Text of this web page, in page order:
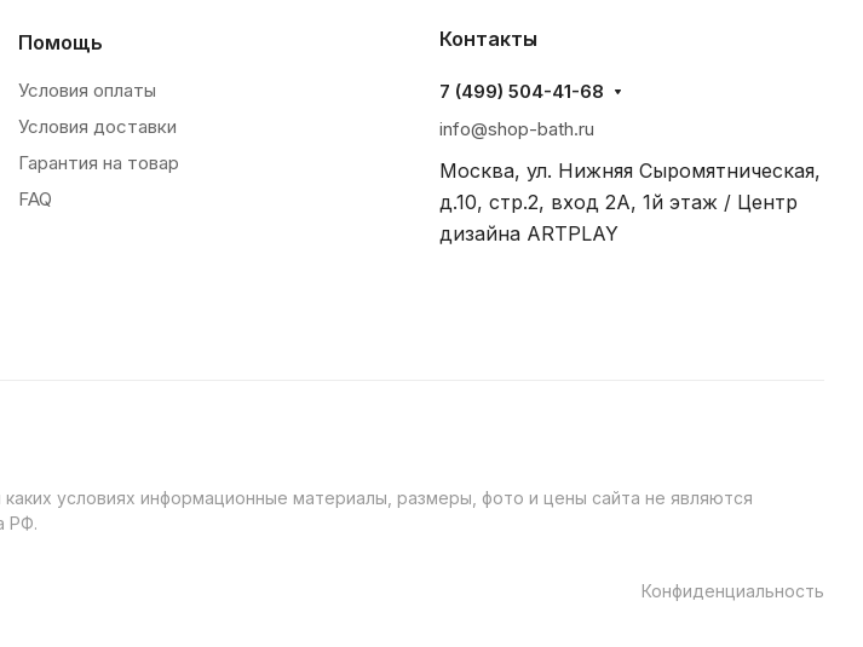
Помощь
Условия оплаты
Условия доставки
Гарантия на товар
FAQ
Контакты
7 (499) 504-41-68
info@shop-bath.ru
Москва, ул. Нижняя Сыромятническая,
д.10, стр.2, вход 2A, 1й этаж / Центр
дизайна ARTPLAY
условиях информационные материалы, размеры, фото и цены сайта не являются
РФ.
Конфиденциальность